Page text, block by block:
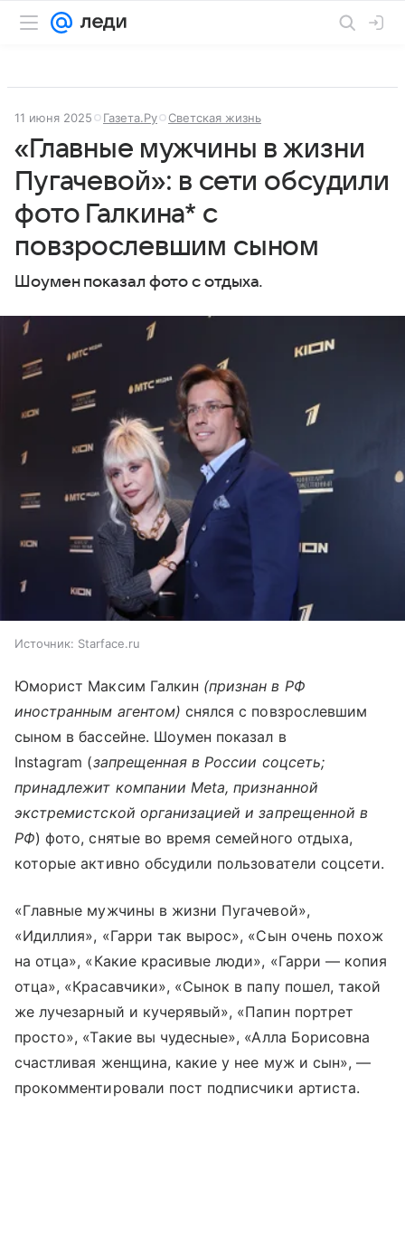
11 июня 2025 Газета.Ру Светская жизнь
«Главные мужчины в жизни
Пугачевой»: в сети обсудили
фото Галкина* с
повзрослевшим сыном
Шоумен показал фото с отдыха.
Источник: Starface.ru
Юморист Максим Галкин (признан в РФ
иностранным агентом)снялся с повзрослевшим
сыном в бассейне. Шоумен показал в
Instagram (запрещенная в России соцсеть;
принадлежит компании Meta, признанной
экстремистской организацией и запрещенной в
РФ) фото, снятые во время семейного отдыха,
которые активно обсудили пользователи соцсети.
«Главные мужчины в жизни Пугачевой»,
«Идиллия», «Гарри так вырос», «Сын очень похож
на отца», «Какие красивые люди», «Гарри — копия
отца», «Красавчики», «Сынок в папу пошел, такой
же лучезарный и кучерявый», «Папин портрет
просто», «Такие вы чудесные», «Алла Борисовна
счастливая женщина, какие у нее муж и сын», —
прокомментировали пост подписчики артиста.